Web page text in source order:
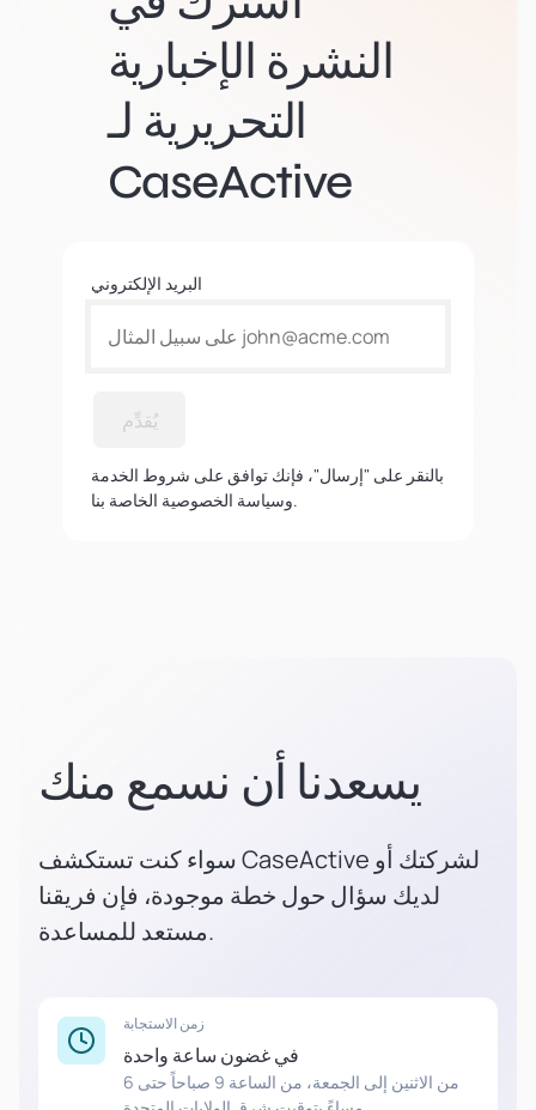
النشرة الإخبارية
التحريرية لـ
CaseActive
البريد الإلكتروني
يُقدِّم
بالنقر على "إرسال"، فإنك توافق على شروط الخدمة
وسياسة الخصوصية الخاصة بنا.
يسعدنا أن نسمع منك
سواء كنت تستكشف CaseActive لشركتك أو
لديك سؤال حول خطة موجودة، فإن فريقنا
مستعد للمساعدة.
زمن الاستجابة
في غضون ساعة واحدة
من الاثنين إلى الجمعة، من الساعة 9 صباحاً حتى 6